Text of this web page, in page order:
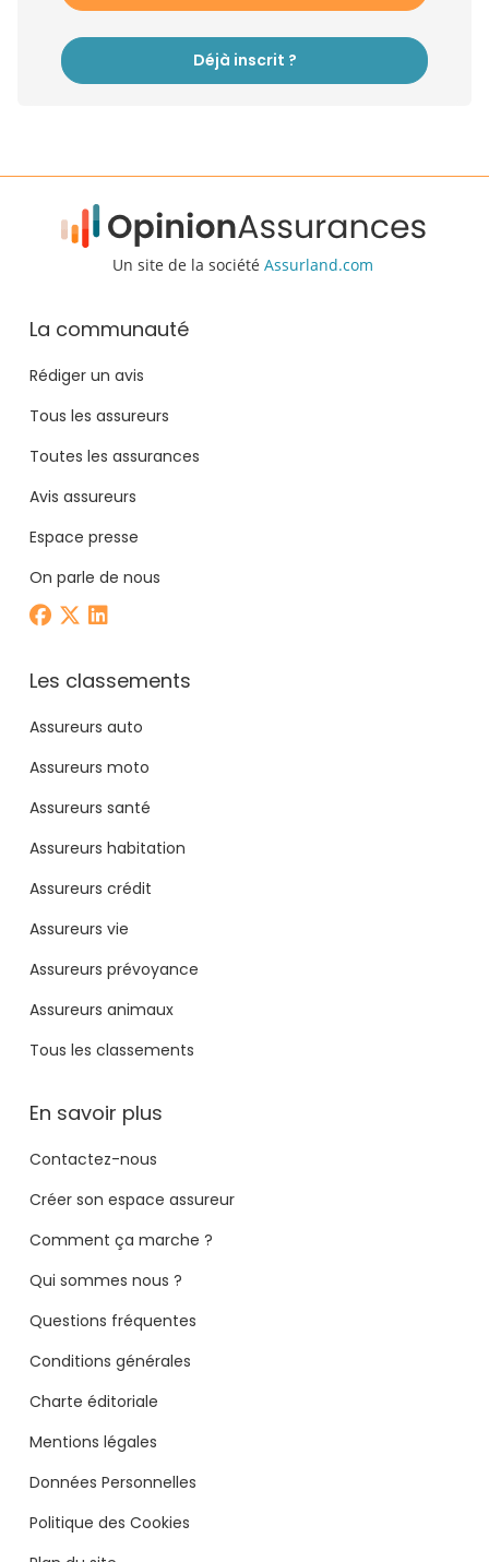
Déjà inscrit ?
Un site de la société Assurland.com
La communauté
Rédiger un avis
Tous les assureurs
Toutes les assurances
Avis assureurs
Espace presse
On parle de nous
Les classements
Assureurs auto
Assureurs moto
Assureurs santé
Assureurs habitation
Assureurs crédit
Assureurs vie
Assureurs prévoyance
Assureurs animaux
Tous les classements
En savoir plus
Contactez-nous
Créer son espace assureur
Comment ça marche ?
Qui sommes nous ?
Questions fréquentes
Conditions générales
Charte éditoriale
Mentions légales
Données Personnelles
Politique des Cookies